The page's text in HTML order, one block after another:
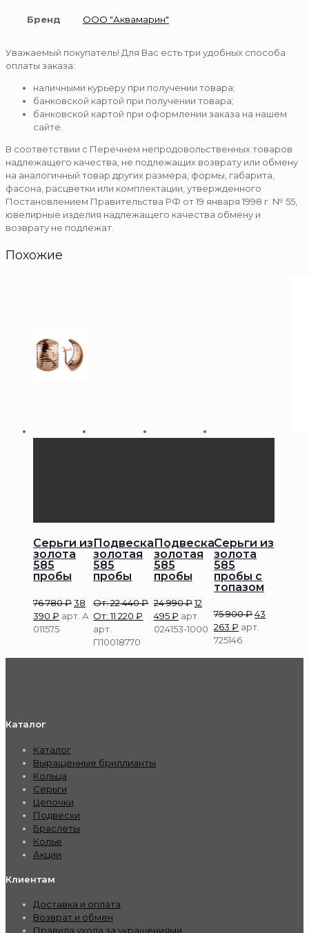
Бренд ООО "Аквамарин"
Уважаемый покупатель! Для Вас есть три удобных способа
оплаты заказа:
наличными курьеру при получении товара;
банковской картой при получении товара;
банковской картой при оформлении заказа на нашем
сайте.
В соответствии с Перечнем непродовольственных товаров
надлежащего качества, не подлежащих возврату или обмену
на аналогичный товар других размера, формы, габарита,
фасона, расцветки или комплектации, утвержденного
Постановлением Правительства РФ от 19 января 1998 г. № 55,
ювелирные изделия надлежащего качества обмену и
возврату не подлежат.
Похожие
Серьги из
золота
585
пробы
76 780₽38
390 ₽ арт. А
011575
Подвеска
золотая
585
пробы
От:22 440₽
От:11 220₽
арт.
П10018770
Подвеска
золотая
585
пробы
24 990₽12
495₽ арт.
024153-1000
Серьги из
золота
585
пробы с
топазом
75 900₽43
263₽ арт.
725146
Каталог
Каталог
Выращенные бриллианты
Кольца
Серьги
Цепочки
Подвески
Браслеты
Колье
Акции
Клиентам
Доставка и оплата
Возврат и обмен
Правила ухода за украшениями